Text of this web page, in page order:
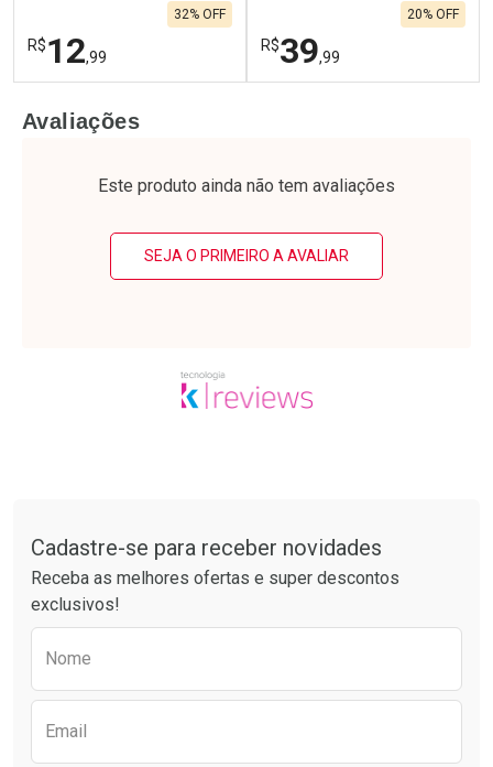
Por R$ 116,99/cada
R$12,99
32% OFF
Laboratório
Por R$ 12,99/cada
Por Menos
R$39,99
20% OFF
Laboratório
Por R$ 39,99/cada
Por Menos
Avaliações
Este produto ainda não tem avaliações
SEJA O PRIMEIRO A AVALIAR
Cadastre-se para receber novidades
Receba as melhores ofertas e super descontos
exclusivos!
Nome
Email